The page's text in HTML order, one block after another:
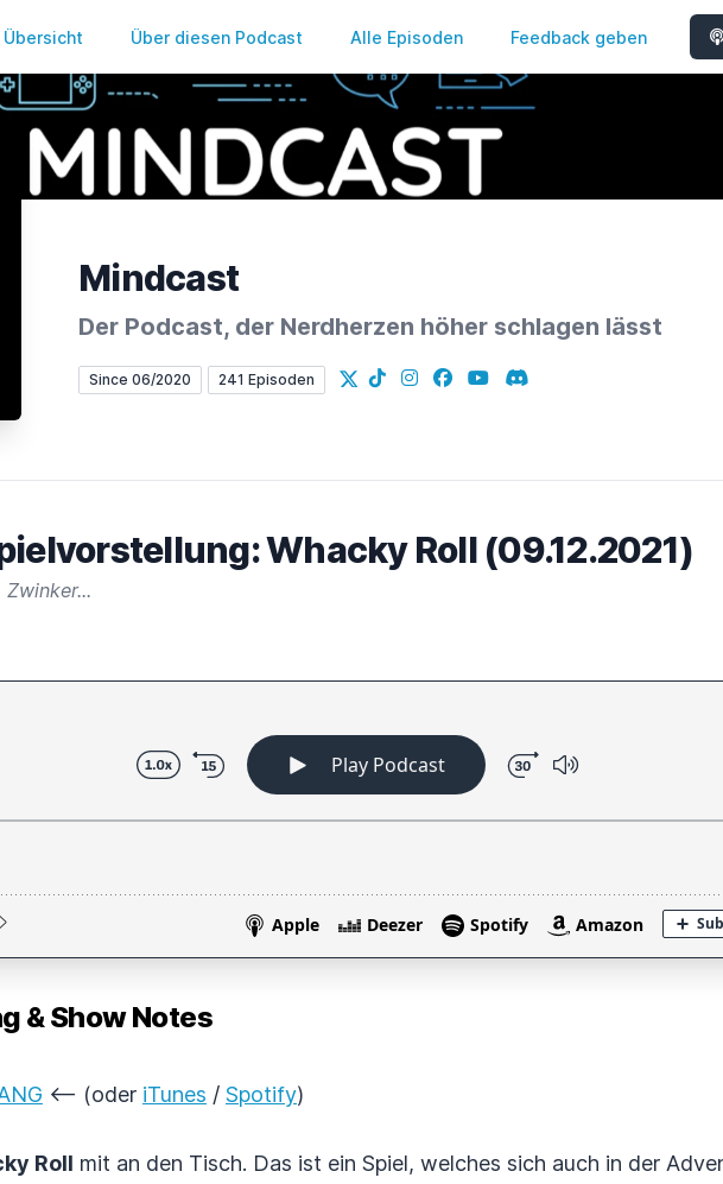
Übersicht Über diesen Podcast Alle Episoden Feedback geben
Mindcast
Der Podcast, der Nerdherzen höher schlagen lässt
Since 06/2020 241 Episoden X TikTokInstagram
Facebook
YouTubeDiscord
Whacky Roll (09.12.2021)
& Show Notes
<-- (oder iTunes / Spotify)
Roll mit an den Tisch. Das ist ein Spiel, welches sich auch in der